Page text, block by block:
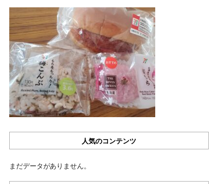
人気のコンテンツ
まだデータがありません。